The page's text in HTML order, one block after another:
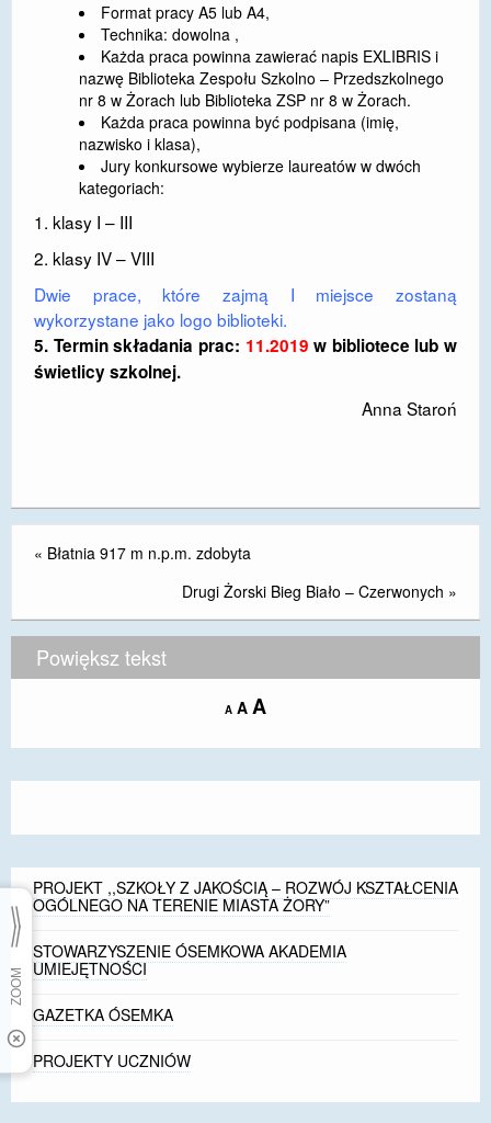
Format pracy A5 lub A4,
Technika: dowolna ,
Każda praca powinna zawierać napis EXLIBRIS i
nazwę Biblioteka Zespołu Szkolno – Przedszkolnego
nr 8 w Żorach lub Biblioteka ZSP nr 8 w Żorach.
Każda praca powinna być podpisana (imię,
nazwisko i klasa),
Jury konkursowe wybierze laureatów w dwóch
kategoriach:
1. klasy I – III
2. klasy IV – VIII
Dwie prace, które zajmą I miejsce zostaną
wykorzystane jako logo biblioteki.
5. Termin składania prac: 11.2019 w bibliotece lub w
świetlicy szkolnej.
Anna Staroń
« Błatnia 917 m n.p.m. zdobyta
Drugi Żorski Bieg Biało – Czerwonych »
Powiększ tekst
A Decrease
size.
A Reset
size.
AIncrease
size.
PROJEKT ,,SZKOŁY Z JAKOŚCIĄ – ROZWÓJ KSZTAŁCENIA
OGÓLNEGO NA TERENIE MIASTA ŻORY”
STOWARZYSZENIE ÓSEMKOWA AKADEMIA
UMIEJĘTNOŚCI
GAZETKA ÓSEMKA
PROJEKTY UCZNIÓW